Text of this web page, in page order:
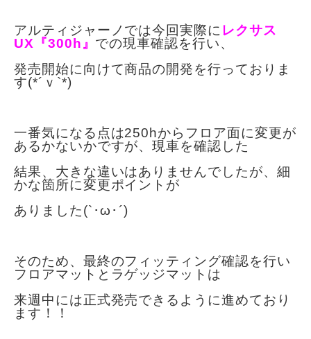
アルティジャーノでは今回実際に レクサス
UX『300h』 での現車確認を行い、
発売開始に向けて商品の開発を行っておりま
す(*´ｖ`*)
一番気になる点は250hからフロア面に変更が
あるかないかですが、現車を確認した
結果、大きな違いはありませんでしたが、 細
かな箇所に変更ポイントが
ありました(`･ω･´)
そのため、最終のフィッティング確認を行い
フロアマットとラゲッジマットは
来週中には正式発売できるように進めており
ます！！